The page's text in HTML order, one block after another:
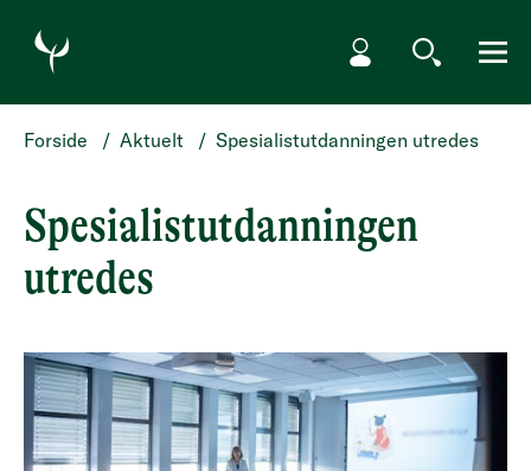
HOPP TIL HOVEDINNHOLD
Min side
Søk Meny
Forside / Aktuelt / Spesialistutdanningen utredes
Spesialistutdanningen
utredes